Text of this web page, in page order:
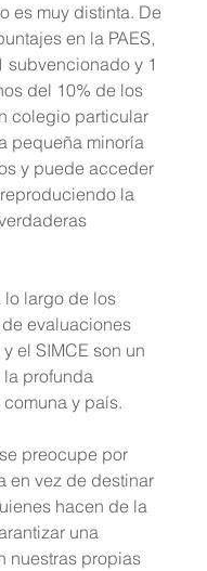
es muy distinta. De
en la PAES,
subvencionado y 1
del 10% de los
colegio particular
pequeña minoría
y puede acceder
la
lo largo de los
evaluaciones
el SIMCE son un
la profunda
y país.
preocupe por
en vez de destinar
hacen de la
una
nuestras propias